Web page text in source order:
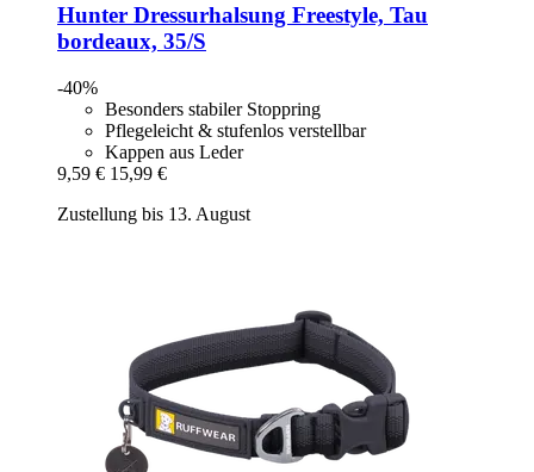
Hunter Dressurhalsung Freestyle, Tau
bordeaux, 35/S
-40%
Besonders stabiler Stoppring
Pflegeleicht & stufenlos verstellbar
Kappen aus Leder
9,59 € 15,99 €
Zustellung bis 13. August